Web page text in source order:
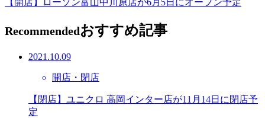
【開店】ローソン富山中川原店が6月5日にオープン予定
Recommendedおすすめ記事
2021.10.09
開店・閉店
【閉店】ユニクロ 高岡インター店が11月14日に閉店予
定